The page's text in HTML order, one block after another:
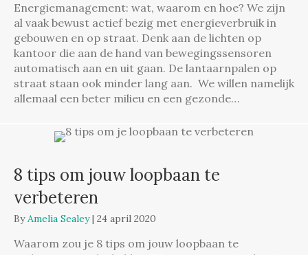
Energiemanagement: wat, waarom en hoe? We zijn
al vaak bewust actief bezig met energieverbruik in
gebouwen en op straat. Denk aan de lichten op
kantoor die aan de hand van bewegingssensoren
automatisch aan en uit gaan. De lantaarnpalen op
straat staan ook minder lang aan. We willen namelijk
allemaal een beter milieu en een gezonde…
8 tips om jouw loopbaan te
verbeteren
ByAmelia Sealey | 24 april 2020
Waarom zou je 8 tips om jouw loopbaan te